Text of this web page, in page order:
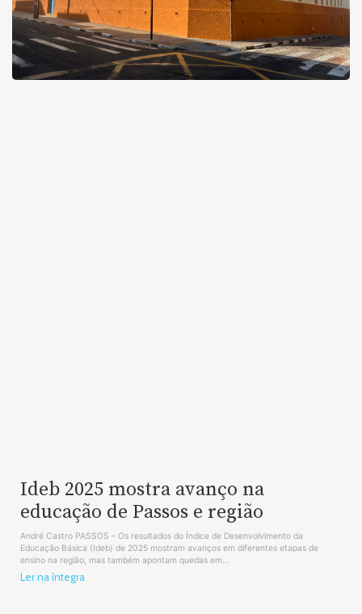
Ideb 2025 mostra avanço na
educação de Passos e região
André Castro PASSOS – Os resultados do Índice de Desenvolvimento da
Educação Básica (Ideb) de 2025 mostram avanços em diferentes etapas de
ensino na região, mas também apontam quedas em...
Ler na íntegra